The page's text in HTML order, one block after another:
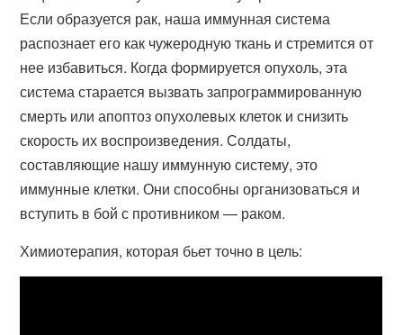
Если образуется рак, наша иммунная система
распознает его как чужеродную ткань и стремится от
нее избавиться. Когда формируется опухоль, эта
система старается вызвать запрограммированную
смерть или апоптоз опухолевых клеток и снизить
скорость их воспроизведения. Солдаты,
составляющие нашу иммунную систему, это
иммунные клетки. Они способны организоваться и
вступить в бой с противником — раком.
Химиотерапия, которая бьет точно в цель: